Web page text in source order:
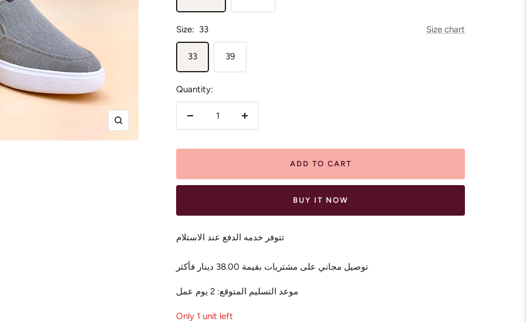
Zoom
Size: 33 Size chart
33 39
Quantity:
Decrease
Increase
ADD TO CART
BUY IT NOW
تتوفر خدمه الدفع عند الاستلام
توصيل مجاني على مشتريات بقيمة 38.00 دينار فأكثر
Only 1 unit left